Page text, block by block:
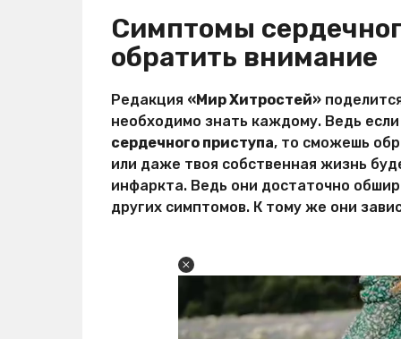
Симптомы
обратить внимание
Редакция «Мир Хитростей»
необходимо знать каждому. Ведь
сердечного приступа, то сможешь
или даже твоя собственная жизнь
инфаркта. Ведь они достаточно
других симптомов. К тому же они